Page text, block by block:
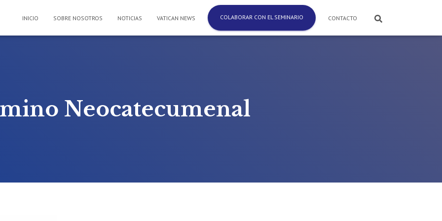
INICIO SOBRE NOSOTROS NOTICIAS VATICAN NEWS COLABORAR CON EL SEMINARIO CONTACTO
Neocatecumenal